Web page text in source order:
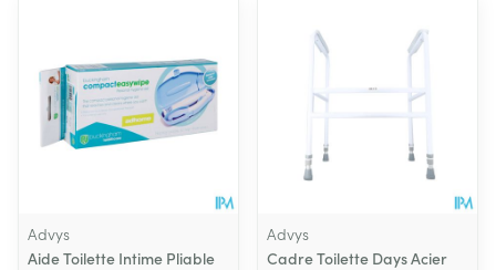
Advys
Aide Toilette Intime Pliable
Advys
Cadre Toilette Days Acier